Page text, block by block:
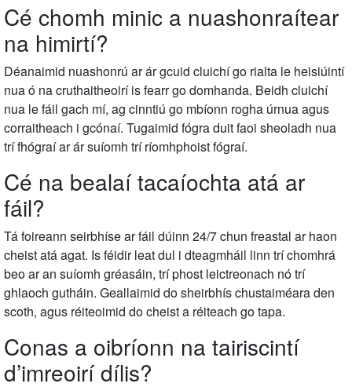
Cé chomh minic a nuashonraítear
na himirtí?
Déanaimid nuashonrú ar ár gcuid cluichí go rialta le heisiúintí
nua ó na cruthaitheoirí is fearr go domhanda. Beidh cluichí
nua le fáil gach mí, ag cinntiú go mbíonn rogha úrnua agus
corraitheach i gcónaí. Tugaimid fógra duit faoi sheoladh nua
trí fhógraí ar ár suíomh trí ríomhphoist fógraí.
Cé na bealaí tacaíochta atá ar
fáil?
Tá foireann seirbhíse ar fáil dúinn 24/7 chun freastal ar haon
cheist atá agat. Is féidir leat dul i dteagmháil linn trí chomhrá
beo ar an suíomh gréasáin, trí phost leictreonach nó trí
ghlaoch gutháin. Geallaimid do sheirbhís chustaiméara den
scoth, agus réiteoimid do cheist a réiteach go tapa.
Conas a oibríonn na tairiscintí
d’imreoirí dílis?